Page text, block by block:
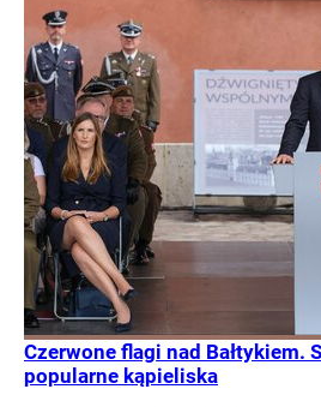
Czerwone flagi nad Bałtykiem.
popularne kąpieliska